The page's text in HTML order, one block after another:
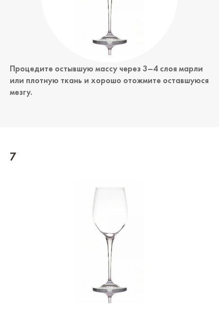
Процедите остывшую массу через 3–4 слоя марли
или плотную ткань и хорошо отожмите оставшуюся
мезгу.
7